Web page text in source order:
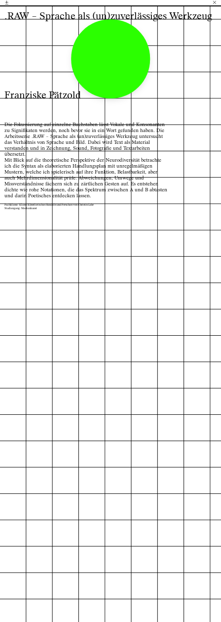
± ×
.RAW – Sprache als (un)zuverlässiges Werkzeug
Franziske Pätzold
Die Fokussierung auf einzelne Buchstaben lässt Vokale und Konsonanten
zu Signifikaten werden, noch bevor sie in ein Wort gefunden haben. Die
Arbeitsserie .RAW – Sprache als (un)zuverlässiges Werkzeug untersucht
das Verhältnis von Sprache und Bild. Dabei wird Text als Material
verstanden und in Zeichnung, Sound, Fotografie und Textarbeiten
übersetzt.
Mit Blick auf die theoretische Perspektive der Neurodiversität betrachte
ich die Syntax als elaborierten Handlungsplan mit unregelmäßigen
Mustern, welche ich spielerisch auf ihre Funktion, Belastbarkeit, aber
auch Mehrdimensionalität prüfe. Abweichungen, Umwege und
Missverständnisse fächern sich zu zärtlichen Gesten auf. Es entstehen
dichte wie rohe Notationen, die das Spektrum zwischen A und B abtasten
und darin Poetisches entdecken lassen.
Fachklasse: Klasse Künstlerisches Handeln und Forschen von Christin Lahr
Studiengang: Medienkunst
H B
Index Karte